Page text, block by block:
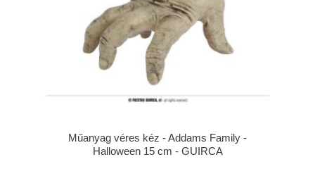
Műanyag véres kéz - Addams Family -
Halloween 15 cm - GUIRCA